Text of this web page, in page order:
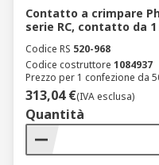
Contatto a crimpare
serie RC, contatto da
Codice RS 520-968
Codice costruttore 1084937
Prezzo per 1 confezione da
313,04 €(IVA esclusa)
Quantità